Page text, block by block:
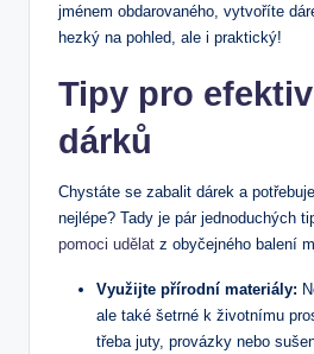
jménem obdarovaného, vytvoříte
hezký na pohled, ale i praktický!
Tipy pro
dárků
Chystáte se zabalit dárek a
nejlépe? Tady je pár jednoduchých
pomoci udělat z obyčejného balení
Využijte přírodní materiály:
ale také šetrné k životnímu
třeba juty, provázky nebo